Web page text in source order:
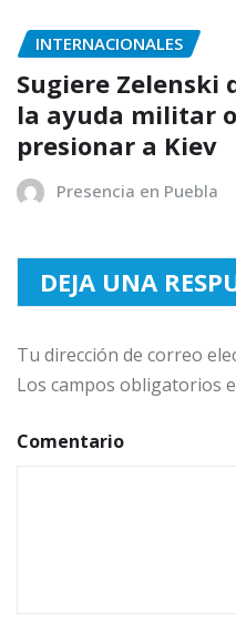
INTERNACIONALES
Sugiere Zelenski
la ayuda militar
presionar a Kiev
Presencia en Puebla
DEJA UNA
Tu dirección de correo
Los campos obligatorios
Comentario